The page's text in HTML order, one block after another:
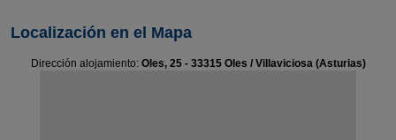
Localización en el Mapa
Dirección alojamiento: Oles, 25 - 33315 Oles / Villaviciosa (Asturias)